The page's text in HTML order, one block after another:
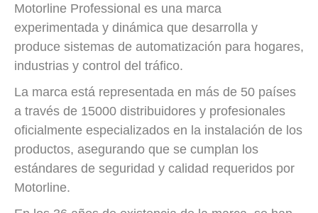
Motorline Professional es una marca
experimentada y dinámica que desarrolla y
produce sistemas de automatización para hogares,
industrias y control del tráfico.
La marca está representada en más de 50 países
a través de 15000 distribuidores y profesionales
oficialmente especializados en la instalación de los
productos, asegurando que se cumplan los
estándares de seguridad y calidad requeridos por
Motorline.